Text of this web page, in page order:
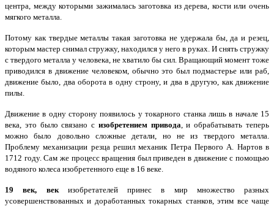
центра, между которыми зажималась заготовка из дерева, кости или очень
мягкого металла.
Потому как твердые металлы такая заготовка не удержала бы, да и резец,
которым мастер снимал стружку, находился у него в руках. И снять стружку
с твердого металла у человека, не хватило бы сил. Вращающий момент тоже
приводился в движение человеком, обычно это был подмастерье или раб,
движение было, два оборота в одну строну, и два в другую, как движение
пилы.
Движение в одну сторону появилось у токарного станка лишь в начале 15
века, это было связано с изобретением привода , и обрабатывать теперь
можно было довольно сложные детали, но не из твердого металла.
Проблему механизации резца решил механик Петра Первого А. Нартов в
1712 году. Сам же процесс вращения был приведен в движение с помощью
водяного колеса изобретенного еще в 16 веке.
19 век, векизобретателей принес в мир множество разных
усовершенствованных и доработанных токарных станков, этим все чаще